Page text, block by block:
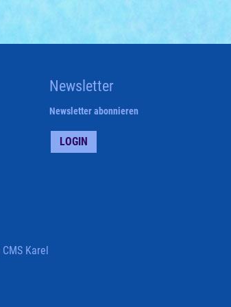
Newsletter
Newsletter abonnieren
LOGIN
CMS Karel